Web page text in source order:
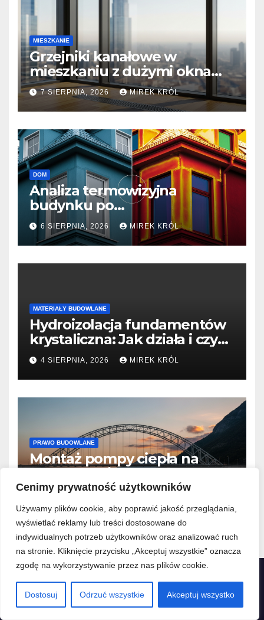
Cenimy prywatność użytkowników
Używamy plików cookie, aby poprawić jakość przeglądania,
wyświetlać reklamy lub treści dostosowane do
indywidualnych potrzeb użytkowników oraz analizować ruch
na stronie. Kliknięcie przycisku „Akceptuj wszystkie” oznacza
zgodę na wykorzystywanie przez nas plików cookie.
Dostosuj Odrzuć wszystkie Akceptuj wszystko
MIESZKANIE
Grzejniki kanałowe w
mieszkaniu z dużymi oknami:
Montaż i efektywność
cieplna.
7 SIERPNIA, 2026 MIREK KRÓL
DOM
Analiza termowizyjna
budynku po
termomodernizacji: Jak
sprawdzić efektywność prac?
6 SIERPNIA, 2026 MIREK KRÓL
MATERIAŁY BUDOWLANE
Hydroizolacja fundamentów
krystaliczna: Jak działa i czy
jest lepsza niż tradycyjne
masy bitumiczne?
4 SIERPNIA, 2026 MIREK KRÓL
PRAWO BUDOWLANE
Montaż pompy ciepła na
dachu: Czy instalacja
wymaga zgłoszenia lub
pozwolenia na budowę?
1 SIERPNIA, 2026 MIREK KRÓL
Remonty budowlane